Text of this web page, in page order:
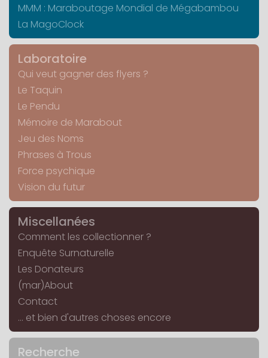
MMM : Maraboutage Mondial de Mégabambou
La MagoClock
Laboratoire
Qui veut gagner des flyers ?
Le Taquin
Le Pendu
Mémoire de Marabout
Jeu des Noms
Phrases à Trous
Force psychique
Vision du futur
Miscellanées
Comment les collectionner ?
Enquête Surnaturelle
Les Donateurs
(mar)About
Contact
... et bien d'autres choses encore
Recherche